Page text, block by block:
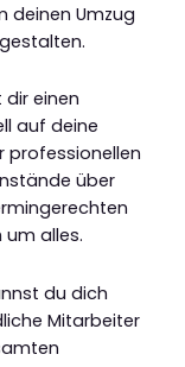
deinen Umzug
einen
auf deine
professionellen
über
um alles.
du dich
Mitarbeiter